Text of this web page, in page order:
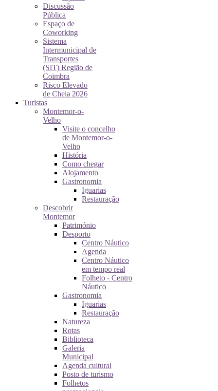
Discussão
Pública
Espaço de
Coworking
Sistema
Intermunicipal de
Transportes
(SIT) Região de
Coimbra
Risco Elevado
de Cheia 2026
Turistas
Montemor-o-
Velho
Visite o concelho
de Montemor-o-
Velho
História
Como chegar
Alojamento
Gastronomia
Iguarias
Restauração
Descobrir
Montemor
Património
Desporto
Centro Náutico
Agenda
Centro Náutico
em tempo real
Folheto - Centro
Náutico
Gastronomia
Iguarias
Restauração
Natureza
Rotas
Biblioteca
Galeria
Municipal
Agenda cultural
Posto de turismo
Folhetos